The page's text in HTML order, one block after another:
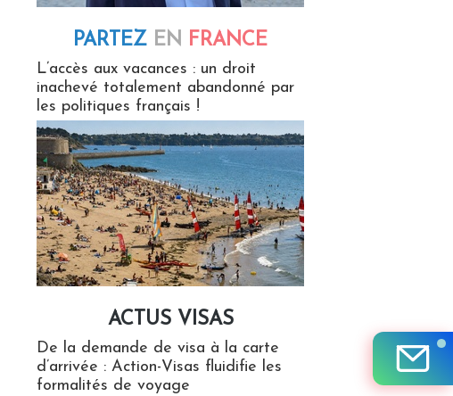
PARTEZ EN FRANCE
L’accès aux vacances : un droit
inachevé totalement abandonné par
les politiques français !
ACTUS VISAS
De la demande de visa à la carte
d’arrivée : Action-Visas fluidifie les
formalités de voyage